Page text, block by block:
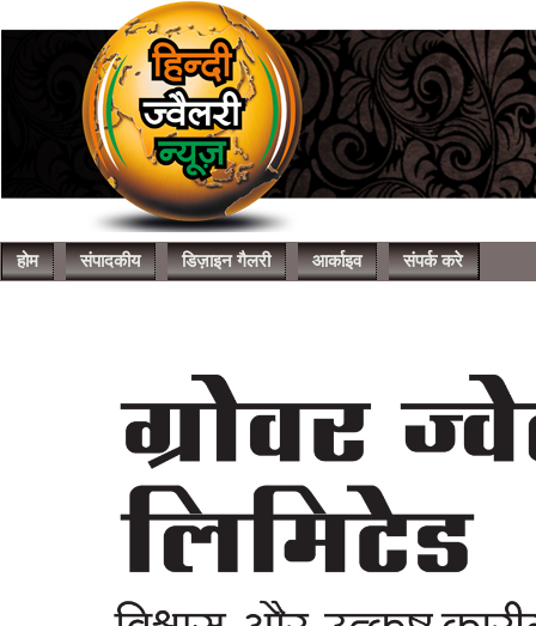
होम संपादकीय डिज़ाइन गैलरी आर्काइव संपर्क करे